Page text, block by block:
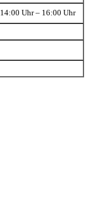
14:00 Uhr – 16:00 Uhr